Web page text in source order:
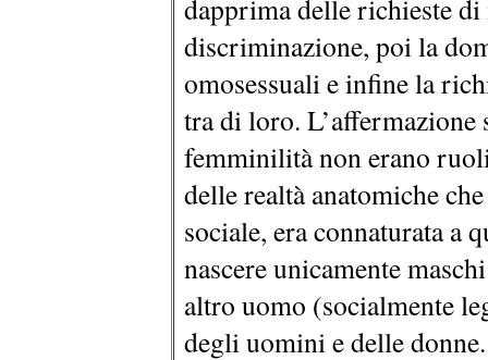
dapprima delle richieste
discriminazione, poi la
omosessuali e infine la
tra di loro. L’affermazione
femminilità non erano
delle realtà anatomiche
sociale, era connaturata a
nascere unicamente
altro uomo (socialmente
degli uomini e delle